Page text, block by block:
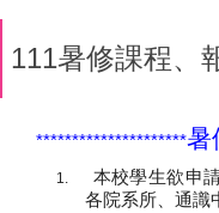
111暑修課程、
*********************暑
1. 本校學生欲申
各院系所、通識